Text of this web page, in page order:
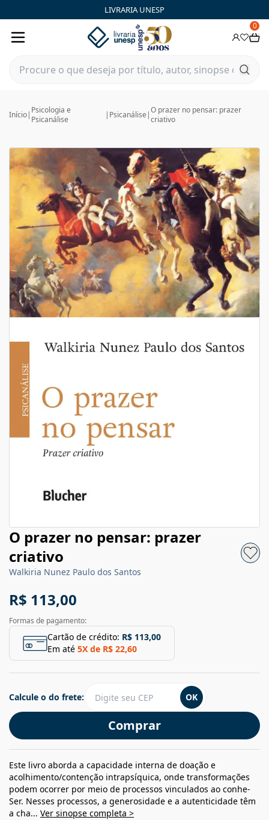
LIVRARIA UNESP
0
Início| Psicologia e
Psicanálise
| Psicanálise |O prazer no pensar: prazer
criativo
O prazer no pensar: prazer
criativo
Walkiria Nunez Paulo dos Santos
R$ 113,00
Formas de pagamento:
Cartão de crédito: R$ 113,00
Em até 5X de R$ 22,60
Comprar
Calcule o do frete: OK
Este livro aborda a capacidade interna de doação e
acolhimento/contenção intrapsíquica, onde transformações
podem ocorrer por meio de processos vinculados ao conhe-
Ser. Nesses processos, a generosidade e a autenticidade têm
a cha... Ver sinopse completa >